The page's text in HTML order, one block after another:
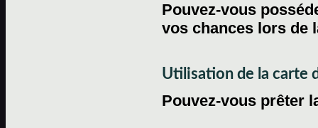
Pouvez-vous
vos chances lors de
Utilisation de la carte
Pouvez-vous prêter